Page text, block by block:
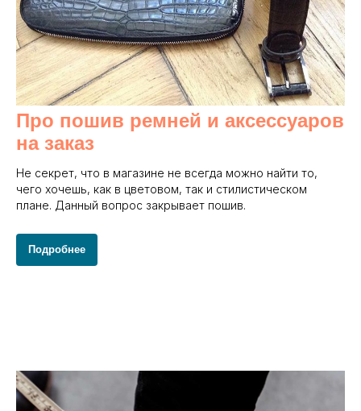
Про пошив ремней и аксессуаров
на заказ
Не секрет, что в магазине не всегда можно найти то,
чего хочешь, как в цветовом, так и стилистическом
плане. Данный вопрос закрывает пошив.
Подробнее